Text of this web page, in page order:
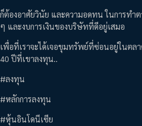
ก็ต้องอาศัยวินัย และความอดทน ในการทำ
ๆ และงบการเงินของบริษัทที่ดีอยู่เสมอ
เพื่อที่เราจะได้เจอขุมทรัพย์ที่ซ่อนอยู่ในตล
40 ปีที่เขาลงทุน..
#ลงทุน
#หลักการลงทุน
#หุ้นอินโดนีเซีย